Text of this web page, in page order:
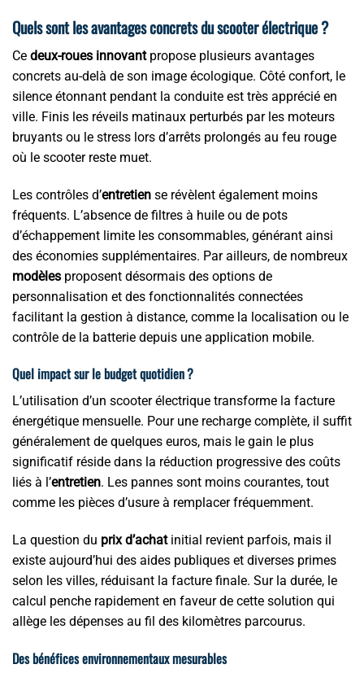
Quels sont les avantages concrets du scooter électrique ?
Ce deux-roues innovantpropose plusieurs avantages
concrets au-delà de son image écologique. Côté confort, le
silence étonnant pendant la conduite est très apprécié en
ville. Finis les réveils matinaux perturbés par les moteurs
bruyants ou le stress lors d’arrêts prolongés au feu rouge
où le scooter reste muet.
Les contrôles d’entretien se révèlent également moins
fréquents. L’absence de filtres à huile ou de pots
d’échappement limite les consommables, générant ainsi
des économies supplémentaires. Par ailleurs, de nombreux
modèles proposent désormais des options de
personnalisation et des fonctionnalités connectées
facilitant la gestion à distance, comme la localisation ou le
contrôle de la batterie depuis une application mobile.
Quel impact sur le budget quotidien ?
L’utilisation d’un scooter électrique transforme la facture
énergétique mensuelle. Pour une recharge complète, il suffit
généralement de quelques euros, mais le gain le plus
significatif réside dans la réduction progressive des coûts
liés à l’entretien. Les pannes sont moins courantes, tout
comme les pièces d’usure à remplacer fréquemment.
La question du prix d’achatinitial revient parfois, mais il
existe aujourd’hui des aides publiques et diverses primes
selon les villes, réduisant la facture finale. Sur la durée, le
calcul penche rapidement en faveur de cette solution qui
allège les dépenses au fil des kilomètres parcourus.
Des bénéfices environnementaux mesurables